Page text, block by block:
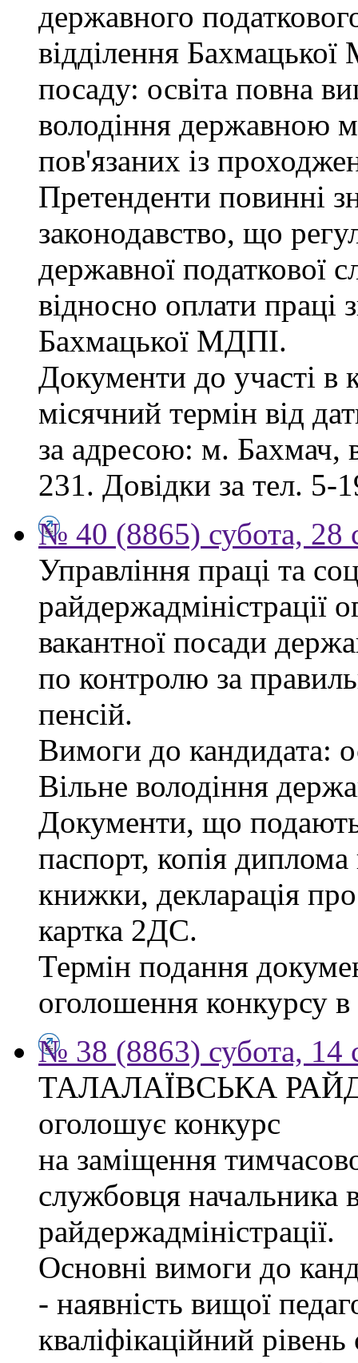
державного
відділення
посаду: освіта повна
володіння державною
пов'язаних із
Претенденти повинні
законодавство, що
державної податкової
відносно оплати праці
Бахмацької МДПІ.
Документи до участі в
місячний термін від
за адресою: м. Бахмач,
231. Довідки за тел. 5-
№ 40 (8865) субота, 28
Управління праці та
райдержадміністрації
вакантної посади
по контролю за
пенсій.
Вимоги до кандидата:
Вільне володіння
Документи, що
паспорт, копія диплома
книжки, декларація
картка 2ДС.
Термін подання
оголошення конкурсу в
№ 38 (8863) субота, 14
ТАЛАЛАЇВСЬКА
оголошує конкурс
на заміщення
службовця начальника
райдержадміністрації.
Основні вимоги до
- наявність вищої
кваліфікаційний рівень